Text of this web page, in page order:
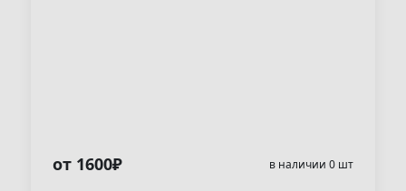
от 1600₽ в наличии 0 шт